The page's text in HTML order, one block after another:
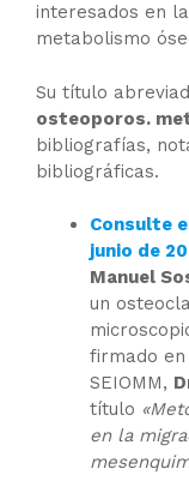
interesados en
metabolismo
Su título
osteoporos.
bibliografías,
bibliográficas.
Consulte
junio de
Manuel
un
firmado
SEIOMM,
título
en la